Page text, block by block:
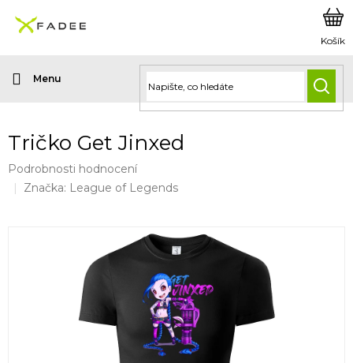
obsah
Tričko Get Jinxed
Průměrné
hodnocení
Podrobnosti hodnocení
Značka: League of Legends